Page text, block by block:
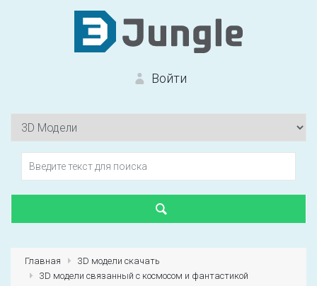
Войти
Главная
3D модели скачать
3D модели связанный с космосом и фантастикой